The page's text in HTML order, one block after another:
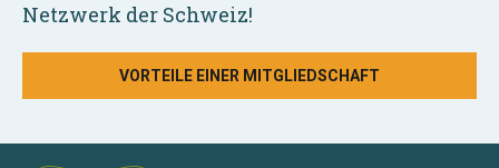
Netzwerk der Schweiz!
VORTEILE EINER MITGLIEDSCHAFT